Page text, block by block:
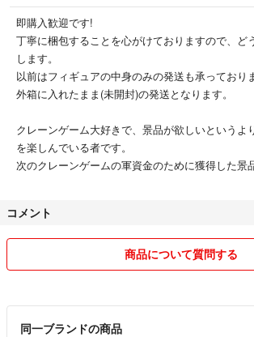
即購入歓迎です!
丁寧に梱包することを心がけておりますので、ど
します。
以前はフィギュアの中身のみの発送も承っており
外箱に入れたまま(未開封)の発送となります。
クレーンゲーム大好きで、景品が欲しいというよ
を楽しんでいる者です。
次のクレーンゲームの軍資金のために獲得した景
コメント
商品について質問する
同一ブランドの商品